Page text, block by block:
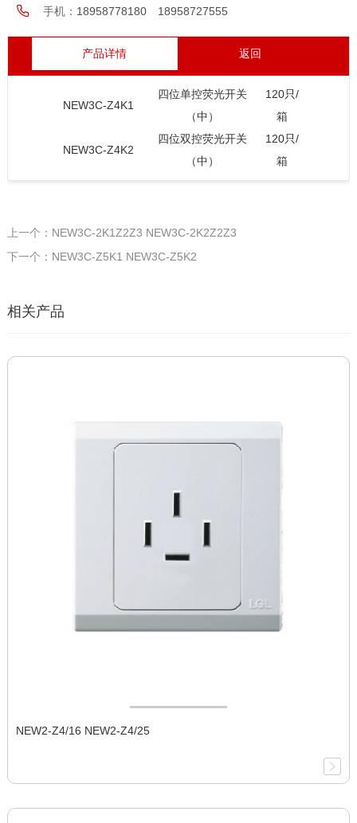
手机： 18958778180 18958727555
产品详情 返回
NEW3C-Z4K1
四位单控荧光开关
（中）
120只/
箱
NEW3C-Z4K2
四位双控荧光开关
（中）
120只/
箱
上一个：NEW3C-2K1Z2Z3 NEW3C-2K2Z2Z3
下一个：NEW3C-Z5K1 NEW3C-Z5K2
相关产品
NEW2-Z4/16 NEW2-Z4/25